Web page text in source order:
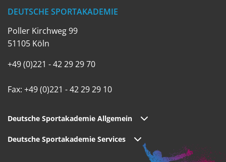
DEUTSCHE SPORTAKADEMIE
Poller Kirchweg 99
51105 Köln
+49 (0)221 - 42 29 29 70
Fax: +49 (0)221 - 42 29 29 10
Deutsche Sportakademie Allgemein
Deutsche Sportakademie Services